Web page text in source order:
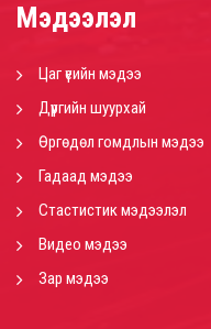
Мэдээлэл
Цаг үеийн мэдээ
Дүүргийн шуурхай
Өргөдөл гомдлын мэдээ
Гадаад мэдээ
Стастистик мэдээлэл
Видео мэдээ
Зар мэдээ